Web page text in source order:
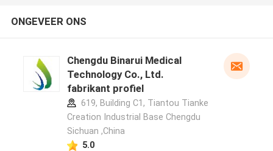
ONGEVEER ONS
Chengdu Binarui Medical
Technology Co., Ltd.
fabrikant profiel
619, Building C1, Tiantou Tianke
Creation Industrial Base Chengdu
Sichuan ,China
5.0